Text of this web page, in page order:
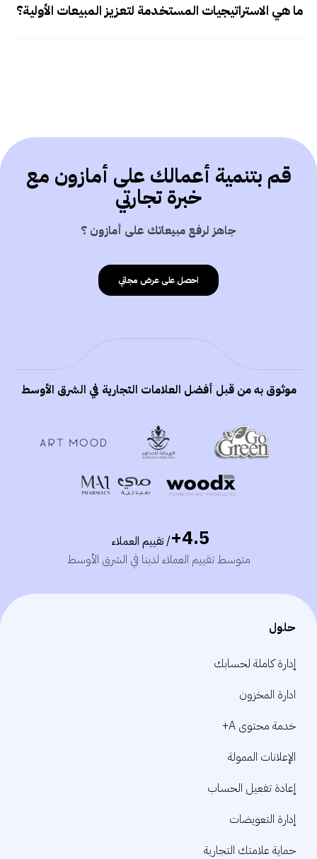
ما هي الاستراتيجيات المستخدمة لتعزيز المبيعات الأولية؟
قم بتنمية أعمالك على أمازون مع
خبرة تجارتي
جاهز لرفع مبيعاتك على أمازون ؟
احصل على عرض مجاني
موثوق به من قبل أفضل العلامات التجارية في الشرق الأوسط
4.5+
/ تقييم العملاء
متوسط ​​تقييم العملاء لدينا في الشرق الأوسط
حلول
إدارة كاملة لحسابك
ادارة المخزون
خدمة محتوى A+
الإعلانات الممولة
إعادة تفعيل الحساب
إدارة التعويضات
حماية علامتك التجارية